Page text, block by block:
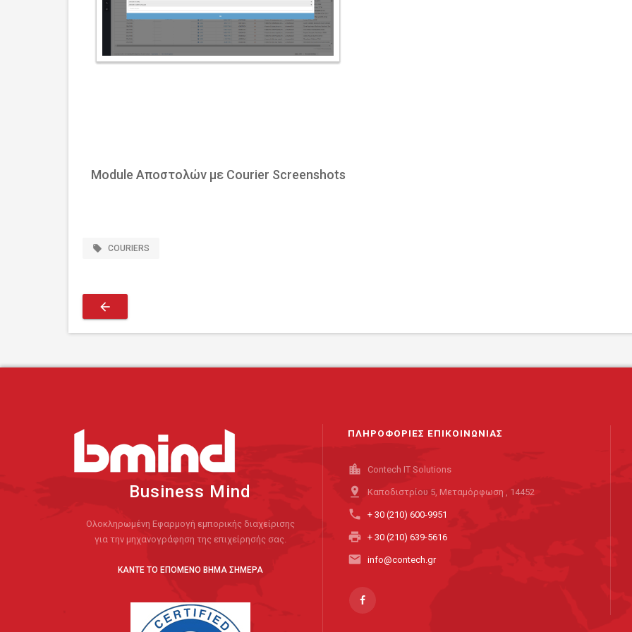
Module Αποστολών με Courier Screenshots
local_offer COURIERS
arrow_back
Business Mind
Ολοκληρωμένη Εφαρμογή εμπορικής διαχείρισης
για την μηχανογράφηση της επιχείρησής σας.
ΚΑΝΤΕ ΤΟ ΕΠΟΜΕΝΟ ΒΗΜΑ ΣΗΜΕΡΑ
ΠΛΗΡΟΦΟΡΙΕΣ ΕΠΙΚΟΙΝΩΝΙΑΣ
location_city Contech IT Solutions
pin_drop Καποδιστρίου 5, Μεταμόρφωση , 14452
phone + 30 (210) 600-9951
print + 30 (210) 639-5616
email info@contech.gr